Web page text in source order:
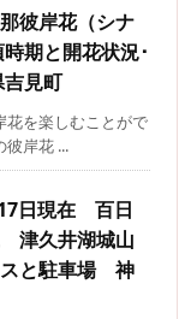
彼岸花（シナ
期と開花状況･
見町
花を楽しむことがで
彼岸花 ...
17日現在 百日
津久井湖城山
と駐車場 神